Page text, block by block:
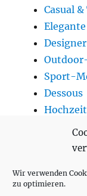
Wir verwenden
zu optimieren.
Casual
Sport-
Dessous
Schmuck